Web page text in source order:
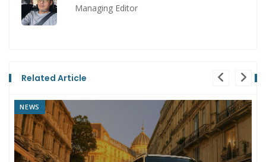
Managing Editor
Related Article
NEWS